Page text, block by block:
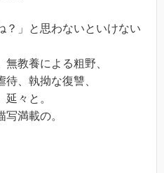
」と思わないといけない
教養による粗野、
、執拗な復讐、
々と。
満載の。